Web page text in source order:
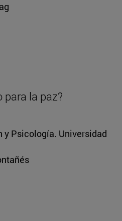
para la paz?
y Psicología. Universidad